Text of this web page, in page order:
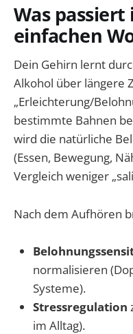
Was
einfachen
Dein Gehirn lernt
Alkohol über längere
„Erleichterung/
bestimmte Bahnen
wird die natürliche
(Essen, Bewegung,
Vergleich weniger
Nach dem Aufhören
normalisieren
Systeme).
Stressregulation
im Alltag).